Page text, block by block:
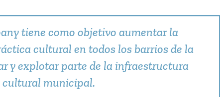
tiene como objetivo aumentar la
cultural en todos los barrios de la
y explotar parte de la infraestructura
cultural municipal.